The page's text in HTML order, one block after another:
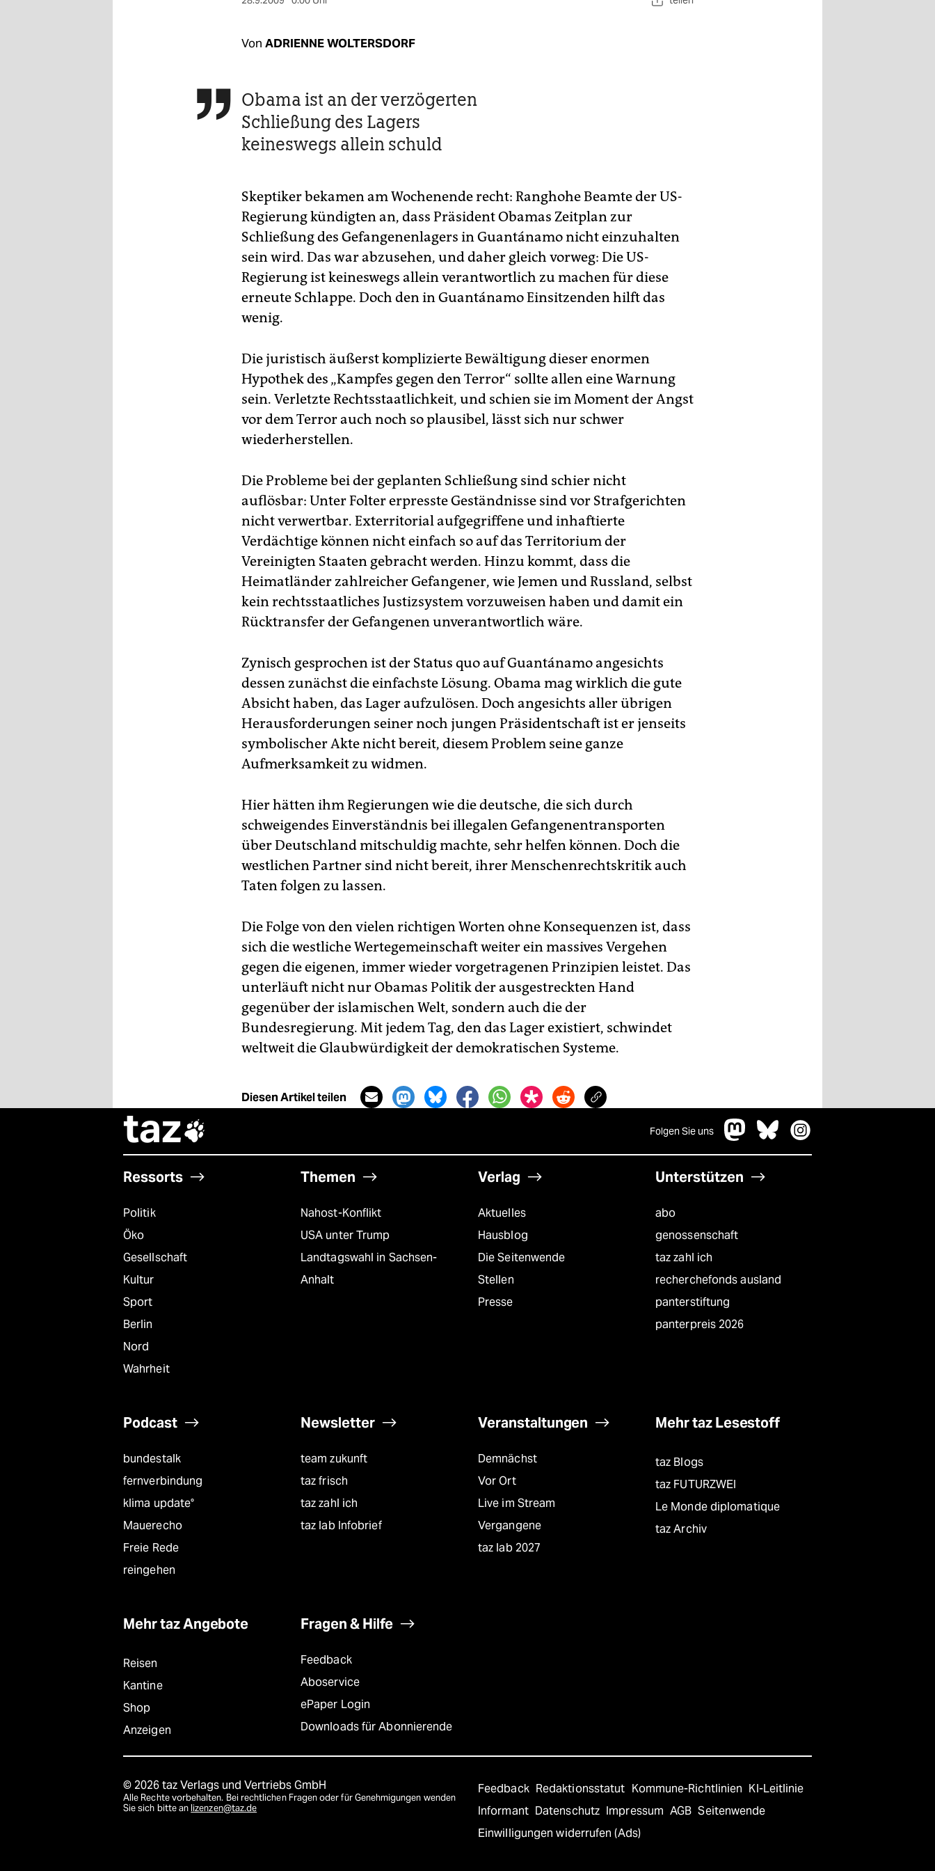
Von ADRIENNE WOLTERSDORF
 Obama ist an der verzögerten
Schließung des Lagers
keineswegs allein schuld
Skeptiker bekamen am Wochenende recht: Ranghohe Beamte der US-
Regierung kündigten an, dass Präsident Obamas Zeitplan zur
Schließung des Gefangenenlagers in Guantánamo nicht einzuhalten
sein wird. Das war abzusehen, und daher gleich vorweg: Die US-
Regierung ist keineswegs allein verantwortlich zu machen für diese
erneute Schlappe. Doch den in Guantánamo Einsitzenden hilft das
wenig.
Die juristisch äußerst komplizierte Bewältigung dieser enormen
Hypothek des „Kampfes gegen den Terror“ sollte allen eine Warnung
sein. Verletzte Rechtsstaatlichkeit, und schien sie im Moment der Angst
vor dem Terror auch noch so plausibel, lässt sich nur schwer
wiederherstellen.
Die Probleme bei der geplanten Schließung sind schier nicht
auflösbar: Unter Folter erpresste Geständnisse sind vor Strafgerichten
nicht verwertbar. Exterritorial aufgegriffene und inhaftierte
Verdächtige können nicht einfach so auf das Territorium der
Vereinigten Staaten gebracht werden. Hinzu kommt, dass die
Heimatländer zahlreicher Gefangener, wie Jemen und Russland, selbst
kein rechtsstaatliches Justizsystem vorzuweisen haben und damit ein
Rücktransfer der Gefangenen unverantwortlich wäre.
Zynisch gesprochen ist der Status quo auf Guantánamo angesichts
dessen zunächst die einfachste Lösung. Obama mag wirklich die gute
Absicht haben, das Lager aufzulösen. Doch angesichts aller übrigen
Herausforderungen seiner noch jungen Präsidentschaft ist er jenseits
symbolischer Akte nicht bereit, diesem Problem seine ganze
Aufmerksamkeit zu widmen.
Hier hätten ihm Regierungen wie die deutsche, die sich durch
schweigendes Einverständnis bei illegalen Gefangenentransporten
über Deutschland mitschuldig machte, sehr helfen können. Doch die
westlichen Partner sind nicht bereit, ihrer Menschenrechtskritik auch
Taten folgen zu lassen.
Die Folge von den vielen richtigen Worten ohne Konsequenzen ist, dass
sich die westliche Wertegemeinschaft weiter ein massives Vergehen
gegen die eigenen, immer wieder vorgetragenen Prinzipien leistet. Das
unterläuft nicht nur Obamas Politik der ausgestreckten Hand
gegenüber der islamischen Welt, sondern auch die der
Bundesregierung. Mit jedem Tag, den das Lager existiert, schwindet
weltweit die Glaubwürdigkeit der demokratischen Systeme.
Diesen Artikel teilen
taz Folgen Sie uns
Ressorts
Politik
Öko
Gesellschaft
Kultur
Sport
Berlin
Nord
Wahrheit
Themen
Nahost-Konflikt
USA unter Trump
Landtagswahl in Sachsen-
Anhalt
Verlag
Aktuelles
Hausblog
Die Seitenwende
Stellen
Presse
Unterstützen
abo
genossenschaft
taz zahl ich
recherchefonds ausland
panterstiftung
panterpreis 2026
Podcast
bundestalk
fernverbindung
klima update°
Mauerecho
Freie Rede
reingehen
Newsletter
team zukunft
taz frisch
taz zahl ich
taz lab Infobrief
Veranstaltungen
Demnächst
Vor Ort
Live im Stream
Vergangene
taz lab 2027
Mehr taz Lesestoff
taz Blogs
taz FUTURZWEI
Le Monde diplomatique
taz Archiv
Mehr taz Angebote
Reisen
Kantine
Shop
Anzeigen
Fragen & Hilfe
Feedback
Aboservice
ePaper Login
Downloads für Abonnierende
© 2026 taz Verlags und Vertriebs GmbH
Alle Rechte vorbehalten. Bei rechtlichen Fragen oder für Genehmigungen wenden
Sie sich bitte an lizenzen@taz.de
Feedback Redaktionsstatut Kommune-Richtlinien KI-Leitlinie
Informant Datenschutz Impressum AGB Seitenwende
Einwilligungen widerrufen (Ads)